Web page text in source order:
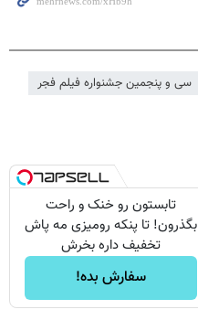
سی و پنجمین جشنواره فیلم فجر
تابستون رو خنک و راحت
بگذرون! تا پنکه رومیزی مه پاش
تخفیف داره بخرش
سفارش بده!